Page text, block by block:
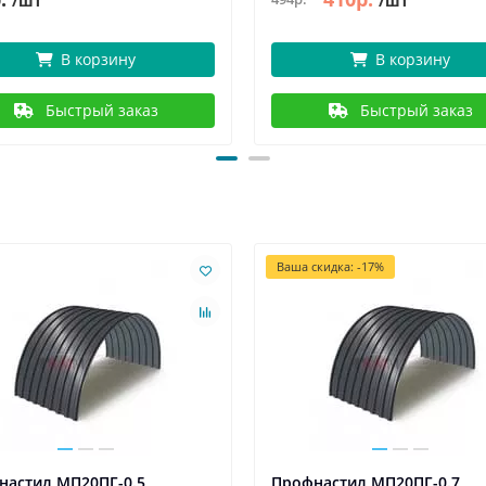
В корзину
Быстрый заказ
В корзину
Быстрый заказ
Ваша скидка: -17%